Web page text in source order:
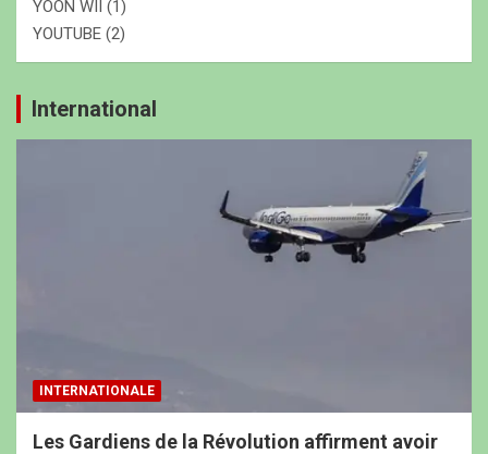
YOON WII
(1)
YOUTUBE (2)
International
INTERNATIONALE
Les Gardiens de la Révolution affirment avoir